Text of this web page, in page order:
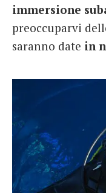
immersione
preoccuparvi
saranno date in